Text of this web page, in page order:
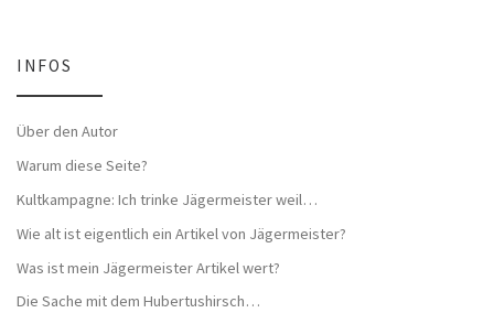
INFOS
Über den Autor
Warum diese Seite?
Kultkampagne: Ich trinke Jägermeister weil…
Wie alt ist eigentlich ein Artikel von Jägermeister?
Was ist mein Jägermeister Artikel wert?
Die Sache mit dem Hubertushirsch…